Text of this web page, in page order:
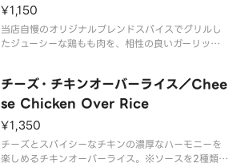
¥1,150
当店自慢のオリジナルブレンドスパイスでグリルし
たジューシーな鶏もも肉を、相性の良いガーリック
ル：シーザー、ヨーグルト、スパイスをブレンド・
ケイジャンスパイス：唐辛子、
チーズ・チキンオーバーライス／Chee
se Chicken Over Rice
¥1,350
チーズとスパイシーなチキンの濃厚なハーモニーを
楽しめるチキンオーバーライス。※ソースを2種類か